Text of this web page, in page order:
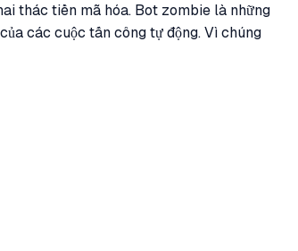
thác tiền mã hóa. Bot zombie là những
các cuộc tấn công tự động. Vì chúng